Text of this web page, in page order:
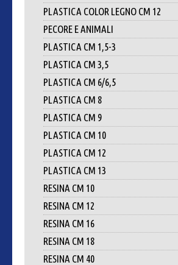
PLASTICA COLOR LEGNO CM 12
PECORE E ANIMALI
PLASTICA CM 1,5-3
PLASTICA CM 3,5
PLASTICA CM 6/6,5
PLASTICA CM 8
PLASTICA CM 9
PLASTICA CM 10
PLASTICA CM 12
PLASTICA CM 13
RESINA CM 10
RESINA CM 12
RESINA CM 16
RESINA CM 18
RESINA CM 40